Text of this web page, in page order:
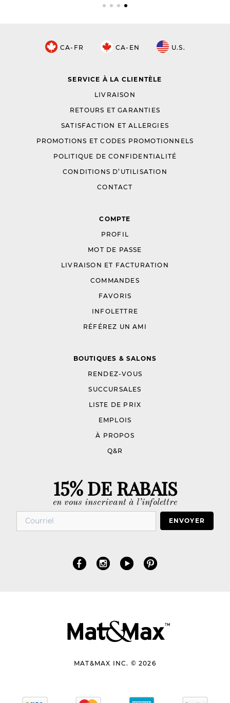
CA-FR CA-EN U.S.
SERVICE À LA CLIENTÈLE
LIVRAISON
RETOURS ET GARANTIES
SATISFACTION ET ALLERGIES
PROMOTIONS ET CODES PROMOTIONNELS
POLITIQUE DE CONFIDENTIALITÉ
CONDITIONS D’UTILISATION
CONTACT
COMPTE
PROFIL
MOT DE PASSE
LIVRAISON ET FACTURATION
COMMANDES
FAVORIS
INFOLETTRE
RÉFÉREZ UN AMI
BOUTIQUES & SALONS
RENDEZ-VOUS
SUCCURSALES
LISTE DE PRIX
EMPLOIS
À PROPOS
Q&R
15% DE RABAIS
en vous inscrivant à l’infolettre
ENVOYER
MAT&MAX INC. © 2026